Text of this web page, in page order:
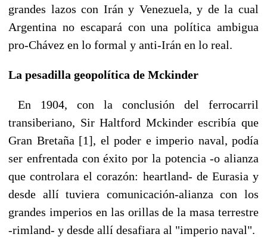
grandes lazos con Irán y Venezuela, y de la cual
Argentina no escapará con una política ambigua
pro-Chávez en lo formal y anti-Irán en lo real.
La pesadilla geopolítica de Mckinder
En 1904, con la conclusión del ferrocarril
transiberiano, Sir Haltford Mckinder escribía que
Gran Bretaña [1], el poder e imperio naval, podía
ser enfrentada con éxito por la potencia -o alianza
que controlara el corazón: heartland- de Eurasia y
desde allí tuviera comunicación-alianza con los
grandes imperios en las orillas de la masa terrestre
-rimland- y desde allí desafiara al "imperio naval".